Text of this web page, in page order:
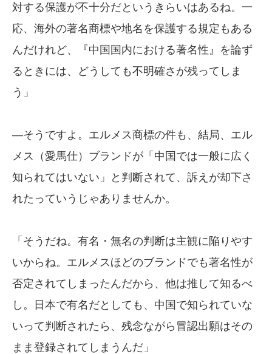
対する保護が不十分だというきらいはあるね。一
応、海外の著名商標や地名を保護する規定もある
んだけれど、『中国国内における著名性』を論ず
るときには、どうしても不明確さが残ってしま
う」
—そうですよ。エルメス商標の件も、結局、エル
メス（愛馬仕）ブランドが「中国では一般に広く
知られてはいない」と判断されて、訴えが却下さ
れたっていうじゃありませんか。
「そうだね。有名・無名の判断は主観に陥りやす
いからね。エルメスほどのブランドでも著名性が
否定されてしまったんだから、他は推して知るべ
し。日本で有名だとしても、中国で知られていな
いって判断されたら、残念ながら冒認出願はその
まま登録されてしまうんだ」